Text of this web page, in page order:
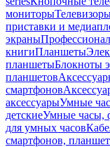
мониторы
приставки и
экраны
книгиПланшеты
планшетыБлокноты
планшетов
смартфонов
аксессуарыУмные
детскиеУмные часы,
для умных часов
смартфонов,